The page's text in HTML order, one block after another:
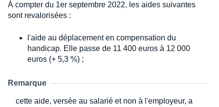
À compter du 1er septembre 2022, les aides suivantes
sont revalorisées :
l'aide au déplacement en compensation du
handicap. Elle passe de 11 400 euros à 12 000
euros (+ 5,3 %) ;
Remarque
cette aide, versée au salarié et non à l'employeur, a